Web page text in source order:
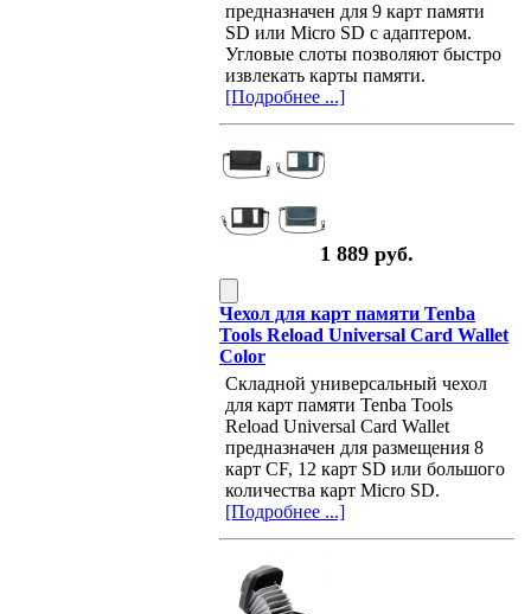
предназначен для 9 карт памяти
SD или Micro SD с адаптером.
Угловые слоты позволяют быстро
извлекать карты памяти.
[Подробнее ...]
1 889 руб.
Чехол для карт памяти Tenba
Tools Reload Universal Card Wallet
Color
Складной универсальный чехол
для карт памяти Tenba Tools
Reload Universal Card Wallet
предназначен для размещения 8
карт CF, 12 карт SD или большого
количества карт Micro SD.
[Подробнее ...]